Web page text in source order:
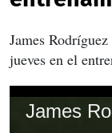
James
jueves en el